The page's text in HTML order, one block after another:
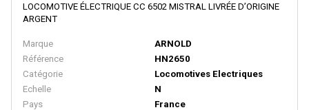
AWM
AZAR MODELS
BACHMANN
BALLAN
LOCOMOTIVE ÉLECTRIQUE CC 6502 MISTRAL LIVRÉE D’ORIGINE
ARGENT
Marque
ARNOLD
Référence
HN2650
Catégorie
Locomotives Electriques
Echelle
N
Pays
France